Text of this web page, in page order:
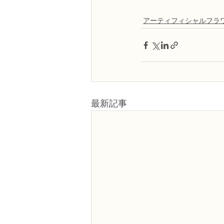
アーティフィシャルフラ
最新記事